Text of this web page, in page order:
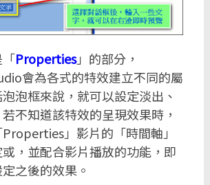
Properties」的部分，
會為各式的特效建立不同的屬
泡框來說，就可以設定淡出、
不知道該特效的呈現效果時，
」影片的「時間軸」
，並配合影片播放的功能，即
之後的效果。